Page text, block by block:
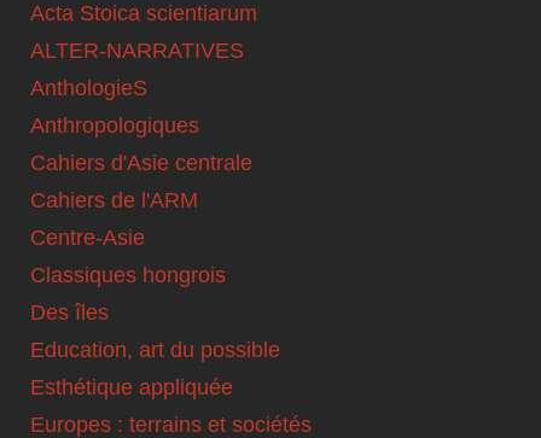
Acta Stoica scientiarum
ALTER-NARRATIVES
AnthologieS
Anthropologiques
Cahiers d'Asie centrale
Cahiers de l'ARM
Centre-Asie
Classiques hongrois
Des îles
Education, art du possible
Esthétique appliquée
Europes : terrains et sociétés